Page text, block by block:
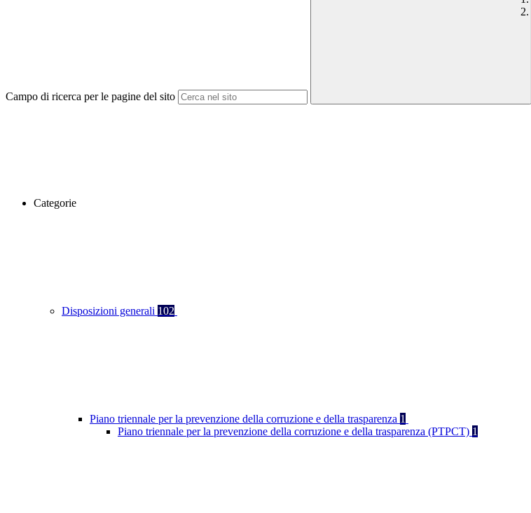
Campo di ricerca per le pagine del sito
Categorie
Disposizioni generali 102
Piano triennale per la prevenzione della corruzione e della trasparenza 1
Piano triennale per la prevenzione della corruzione e della trasparenza (PTPCT) 1